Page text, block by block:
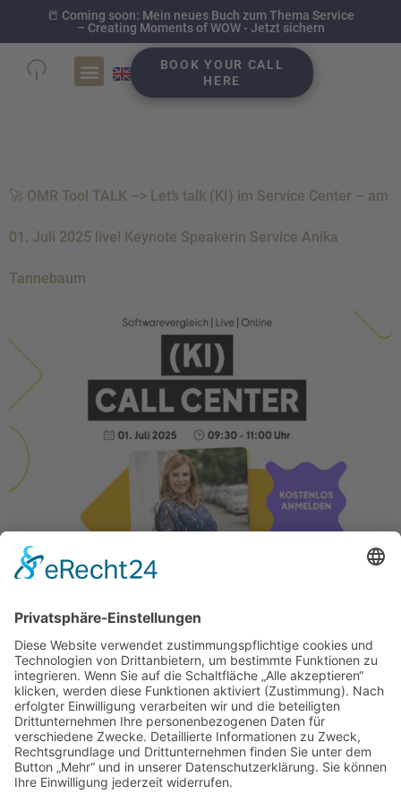
📒 Coming soon: Mein neues Buch zum Thema Service
– Creating Moments of WOW - Jetzt sichern
BOOK YOUR CALL
HERE
🚀 OMR Tool TALK –> Let’s talk (KI) im Service Center – am
01. Juli 2025 live! Keynote Speakerin Service Anika
Tannebaum
Expertin wieder die Moderation zu übernehmen – und
diesmal wird’s richtig spannend: Wir sprechen über KI im
Contact Center – konkret, ehrlich und mit Blick auf das, was
wirklich zählt. ? Thema: (KI) Call Center? 01. Juli 2025 | ?
09:30–11:00 Uhr OMR Reviews Kostenlos & online Jetzt […]